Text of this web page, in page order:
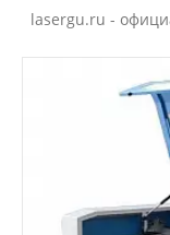
lasergu.ru -